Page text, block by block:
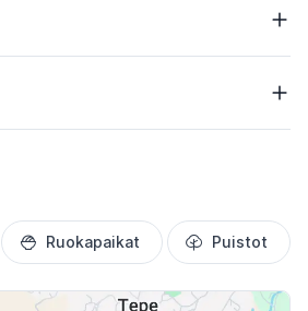
Ruokapaikat Puistot